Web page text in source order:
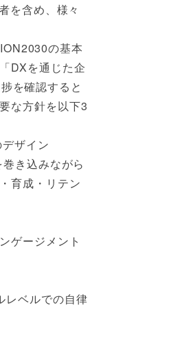
を含め、様々
の基本
DXを通じた企
を確認すると
な方針を以下3
ザイン
き込みながら
育成・リテン
ゲージメント
レベルでの自律